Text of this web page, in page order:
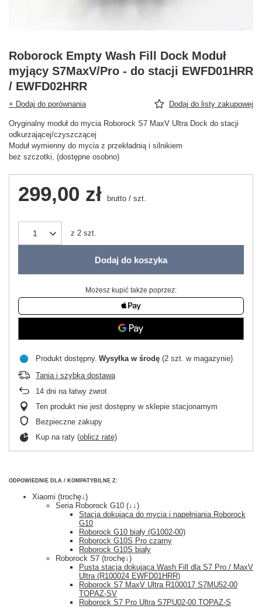
Roborock Empty Wash Fill Dock Moduł
myjący S7MaxV/Pro - do stacji EWFD01HRR
/ EWFD02HRR
+ Dodaj do porównania Dodaj do listy zakupowej
Oryginalny moduł do mycia Roborock S7 MaxV Ultra Dock do stacji
odkurzającej/czyszczącej
Moduł wymienny do mycia z przekładnią i silnikiem
bez szczotki, (dostępne osobno)
299,00 zł brutto / szt.
z 2 szt.
Dodaj do koszyka
Możesz kupić także poprzez:
Produkt dostępny Wysyłka w środę (2 szt. w magazynie)
Tania i szybka dostawa
14 dni na łatwy zwrot
Ten produkt nie jest dostępny w sklepie stacjonarnym
Bezpieczne zakupy
Kup na raty (oblicz ratę)
ODPOWIEDNIE DLA / KOMPATYBILNE Z:
Xiaomi (trochę↓)
Seria Roborock G10 (↓↓)
Stacja dokująca do mycia i napełniania Roborock
G10
Roborock G10 biały (G1002-00)
Roborock G10S Pro czarny
Roborock G10S biały
Roborock S7 (trochę↓)
Pusta stacja dokująca Wash Fill dla S7 Pro / MaxV
Ultra (R100024 EWFD01HRR)
Roborock S7 MaxV Ultra R100017 S7MU52-00
TOPAZ-SV
Roborock S7 Pro Ultra S7PU02-00 TOPAZ-S